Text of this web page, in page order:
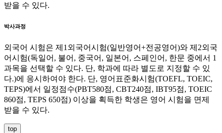
받을 수 있다.
박사과정
외국어 시험은 제1외국어시험(일반영어+전공영어)와 제2외국
어시험(독일어, 불어, 중국어, 일본어, 스페인어, 한문 중에서 1
과목을 선택할 수 있다. 단, 학과에 따라 별도로 지정할 수 있
다.)에 응시하여야 한다. 단, 영어표준화시험(TOEFL, TOEIC,
TEPS)에서 일정점수(PBT580점, CBT240점, IBT95점, TOEIC
860점, TEPS 650점) 이상을 획득한 학생은 영어 시험을 면제
받을 수 있다.
top